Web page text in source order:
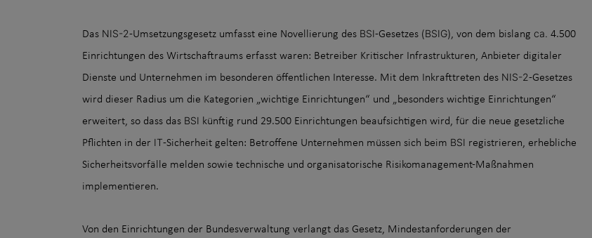
Das NIS-2-Umsetzungsgesetz umfasst eine Novellierung des BSI-Gesetzes (BSIG), von dem bislang ca. 4.500
Einrichtungen des Wirtschaftraums erfasst waren: Betreiber Kritischer Infrastrukturen, Anbieter digitaler
Dienste und Unternehmen im besonderen öffentlichen Interesse. Mit dem Inkrafttreten des NIS-2-Gesetzes
wird dieser Radius um die Kategorien „wichtige Einrichtungen“ und „besonders wichtige Einrichtungen“
erweitert, so dass das BSI künftig rund 29.500 Einrichtungen beaufsichtigen wird, für die neue gesetzliche
Pflichten in der IT-Sicherheit gelten: Betroffene Unternehmen müssen sich beim BSI registrieren, erhebliche
Sicherheitsvorfälle melden sowie technische und organisatorische Risikomanagement-Maßnahmen
implementieren.
Von den Einrichtungen der Bundesverwaltung verlangt das Gesetz, Mindestanforderungen der